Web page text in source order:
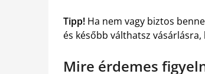
Tipp! Ha nem vagy biztos
és később válthatsz vásárlásra,
Mire érdemes